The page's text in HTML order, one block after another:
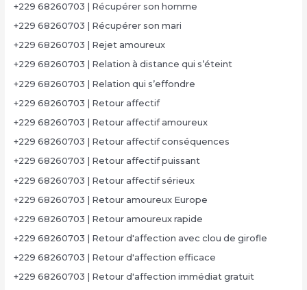
+229 68260703 | Récupérer son homme
+229 68260703 | Récupérer son mari
+229 68260703 | Rejet amoureux
+229 68260703 | Relation à distance qui s’éteint
+229 68260703 | Relation qui s’effondre
+229 68260703 | Retour affectif
+229 68260703 | Retour affectif amoureux
+229 68260703 | Retour affectif conséquences
+229 68260703 | Retour affectif puissant
+229 68260703 | Retour affectif sérieux
+229 68260703 | Retour amoureux Europe
+229 68260703 | Retour amoureux rapide
+229 68260703 | Retour d'affection avec clou de girofle
+229 68260703 | Retour d'affection efficace
+229 68260703 | Retour d'affection immédiat gratuit